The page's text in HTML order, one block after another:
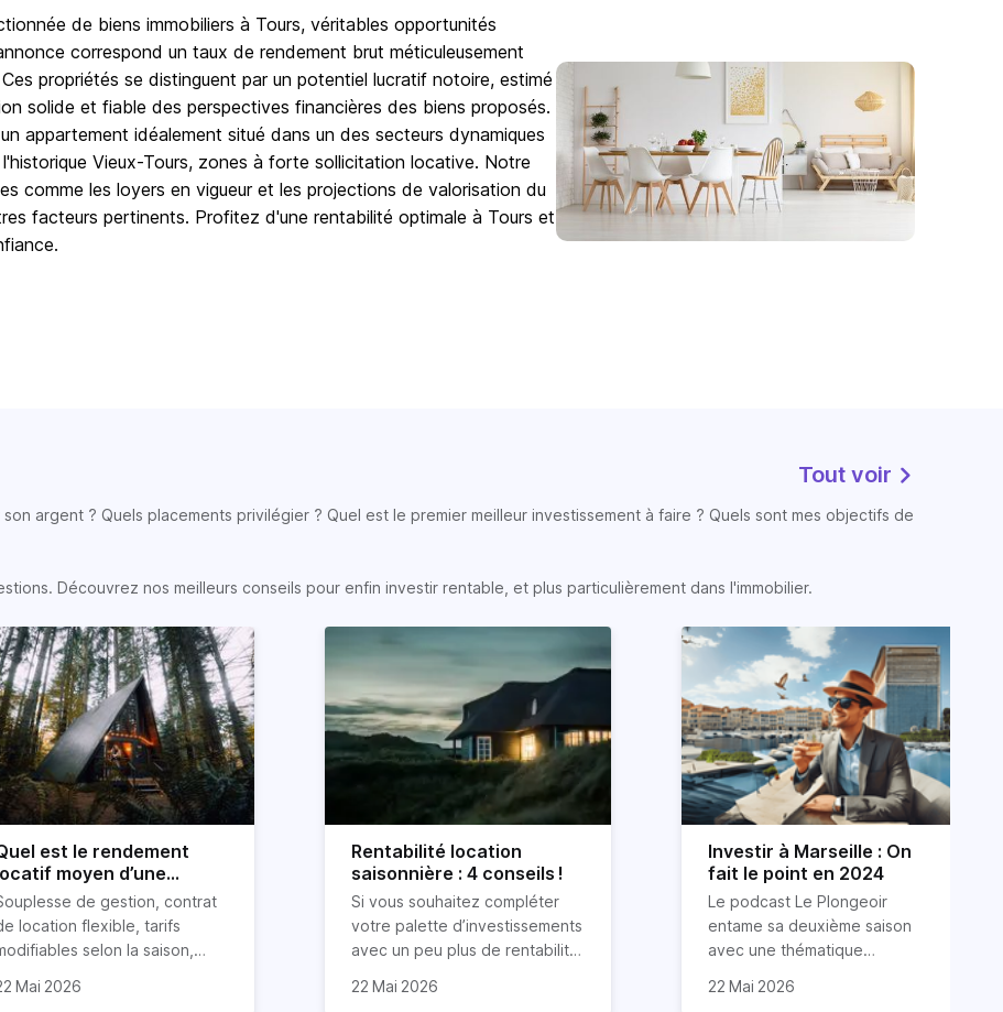
de biens immobiliers à Tours, véritables opportunités
correspond un taux de rendement brut méticuleusement
propriétés se distinguent par un potentiel lucratif notoire, estimé
solide et fiable des perspectives financières des biens proposés.
appartement idéalement situé dans un des secteurs dynamiques
Vieux-Tours, zones à forte sollicitation locative. Notre
comme les loyers en vigueur et les projections de valorisation du
facteurs pertinents. Profitez d'une rentabilité optimale à Tours et
Tout voir
argent ? Quels placements privilégier ? Quel est le premier meilleur investissement à faire ? Quels sont mes objectifs de
Découvrez nos meilleurs conseils pour enfin investir rentable, et plus particulièrement dans l'immobilier.
est le rendement
moyen d’une
Airbnb ?
de gestion, contrat
location flexible, tarifs
selon la saison,
de loyers… la
sera dans ce
Mai 2026
Rentabilité location
saisonnière : 4 conseils !
Si vous souhaitez compléter
votre palette d’investissements
avec un peu plus de rentabilité,
dans l’immobilier ou non, alors
22 Mai 2026
Investir à Marseille : On
fait le point en 2024
Le podcast Le Plongeoir
entame sa deuxième saison
avec une thématique
professionnels de l’immobilier.
l’honneur d’accueillir Florian
22 Mai 2026